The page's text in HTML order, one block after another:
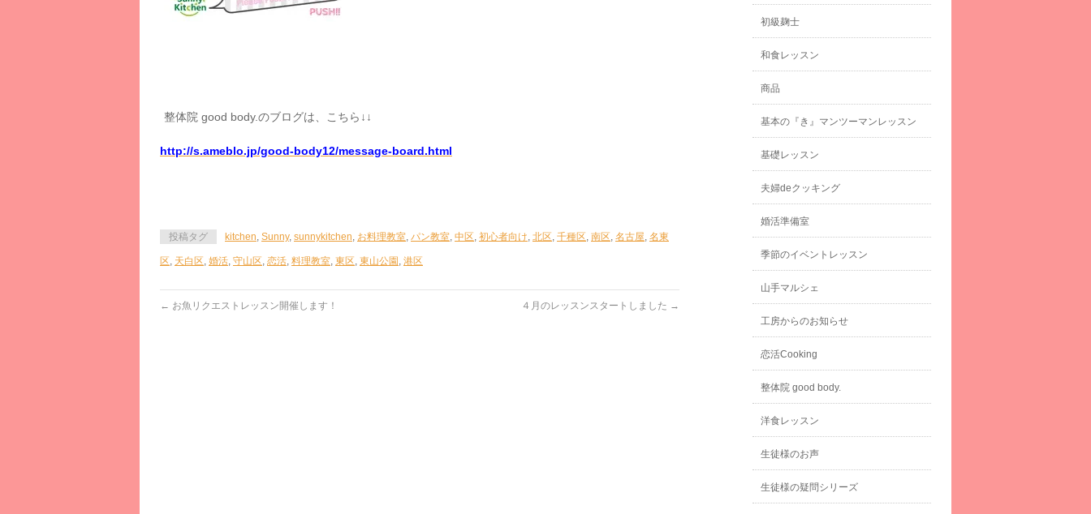
整体院 good body.のブログは、こちら↓↓
http://s.ameblo.jp/good-body12/message-board.html
投稿タグ kitchen, Sunny, sunnykitchen, お料理教室, パン教室, 中区, 初心者向け, 北区, 千種区, 南区, 名古屋, 名東
区, 天白区, 婚活, 守山区, 恋活, 料理教室, 東区, 東山公園 , 港区
← お魚リクエストレッスン開催します！ ４月のレッスンスタートしました →
初級麹士
和食レッスン
商品
基本の『き』マンツーマンレッスン
基礎レッスン
夫婦deクッキング
婚活準備室
季節のイベントレッスン
山手マルシェ
工房からのお知らせ
恋活Cooking
整体院 good body.
洋食レッスン
生徒様のお声
生徒様の疑問シリーズ